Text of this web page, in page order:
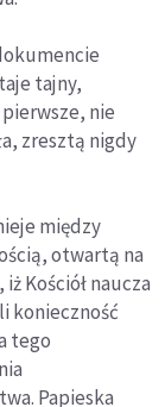
tajny,
nie
zresztą nigdy
między
otwartą na
Kościół naucza
konieczność
tego
Papieska